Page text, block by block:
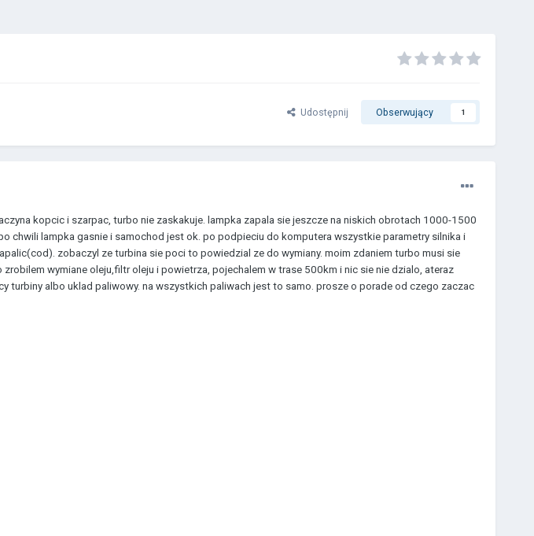
Udostępnij Obserwujący 1
kopcic i szarpac, turbo nie zaskakuje. lampka zapala sie jeszcze na niskich obrotach 1000-1500
chwili lampka gasnie i samochod jest ok. po podpieciu do komputera wszystkie parametry silnika i
zobaczyl ze turbina sie poci to powiedzial ze do wymiany. moim zdaniem turbo musi sie
wymiane oleju,filtr oleju i powietrza, pojechalem w trase 500km i nic sie nie dzialo, ateraz
turbiny albo uklad paliwowy. na wszystkich paliwach jest to samo. prosze o porade od czego zaczac